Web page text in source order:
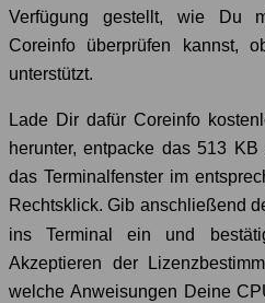
Verfügung gestellt, wie Du
Coreinfo überprüfen kannst,
unterstützt.
Lade Dir dafür Coreinfo
herunter, entpacke das 513
das Terminalfenster im
Rechtsklick. Gib anschließend
ins Terminal ein und
Akzeptieren der
welche Anweisungen Deine